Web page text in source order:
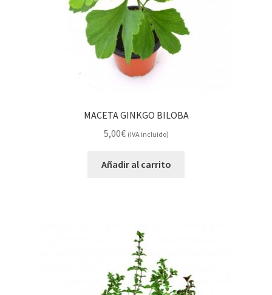
MACETA GINKGO BILOBA
5,00€ (IVA incluido)
Añadir al carrito